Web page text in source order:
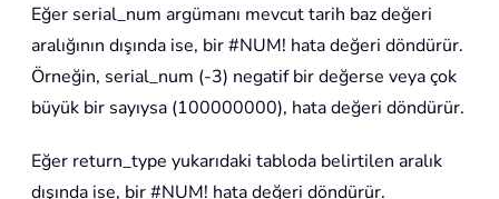
Eğer serial_num argümanı mevcut tarih baz değeri
aralığının dışında ise, bir #NUM! hata değeri döndürür.
Örneğin, serial_num (-3) negatif bir değerse veya çok
büyük bir sayıysa (100000000), hata değeri döndürür.
Eğer return_type yukarıdaki tabloda belirtilen aralık
dışında ise, bir #NUM! hata değeri döndürür.